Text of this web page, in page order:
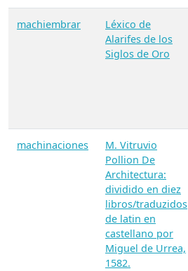
machiembrar
Léxico de
Alarifes de los
Siglos de Oro
machinaciones
M. Vitruvio
Pollion De
Architectura:
dividido en diez
libros/traduzidos
de latin en
castellano por
Miguel de Urrea,
1582.